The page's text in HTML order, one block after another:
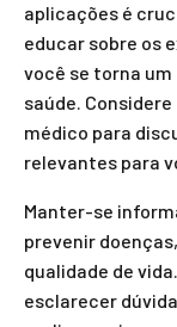
aplicações é
educar sobre os
você se torna
saúde.
médico para
relevantes para
Manter-se
prevenir
qualidade de
esclarecer